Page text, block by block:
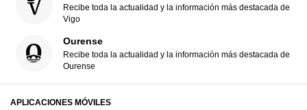
Recibe toda la actualidad y la información más destacada de
Vigo
Ourense
Recibe toda la actualidad y la información más destacada de
Ourense
APLICACIONES MÓVILES